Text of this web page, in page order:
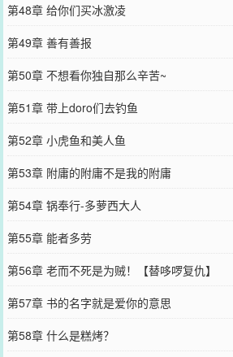
第48章 给你们买冰激凌
第49章 善有善报
第50章 不想看你独自那么辛苦~
第51章 带上doro们去钓鱼
第52章 小虎鱼和美人鱼
第53章 附庸的附庸不是我的附庸
第54章 锅奉行-多萝西大人
第55章 能者多劳
第56章 老而不死是为贼！【替哆啰复仇】
第57章 书的名字就是爱你的意思
第58章 什么是糕烤？